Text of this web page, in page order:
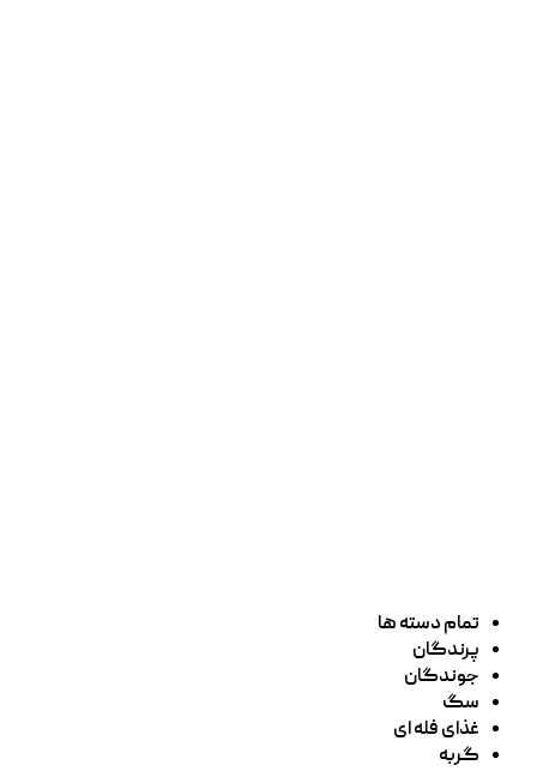
تمام دسته ها
پرندگان
جوندگان
سگ
غذای فله ای
گربه